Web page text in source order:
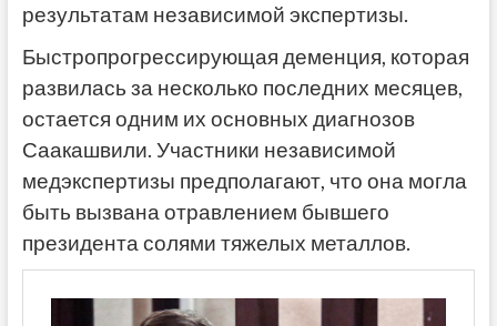
результатам независимой экспертизы.
Быстропрогрессирующая деменция, которая
развилась за несколько последних месяцев,
остается одним их основных диагнозов
Саакашвили. Участники независимой
медэкспертизы предполагают, что она могла
быть вызвана отравлением бывшего
президента солями тяжелых металлов.